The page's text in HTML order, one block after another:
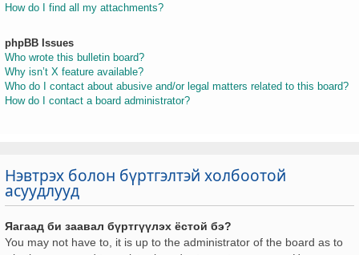
How do I find all my attachments?
phpBB Issues
Who wrote this bulletin board?
Why isn’t X feature available?
Who do I contact about abusive and/or legal matters related to this board?
How do I contact a board administrator?
Нэвтрэх болон бүртгэлтэй холбоотой
асуудлууд
Яагаад би заавал бүртгүүлэх ёстой бэ?
You may not have to, it is up to the administrator of the board as to